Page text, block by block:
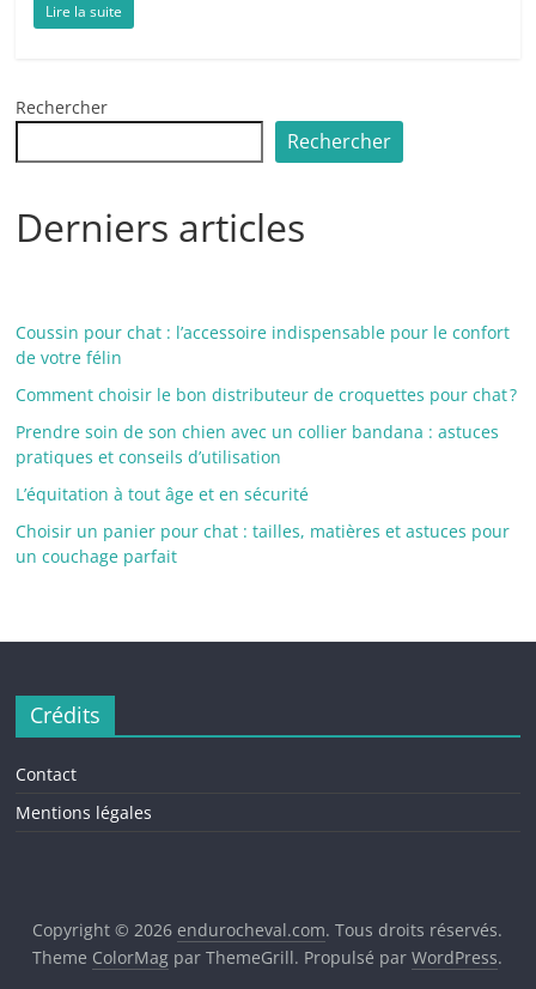
Lire la suite
Rechercher
Rechercher
Derniers articles
Coussin pour chat : l’accessoire indispensable pour le confort
de votre félin
Comment choisir le bon distributeur de croquettes pour chat ?
Prendre soin de son chien avec un collier bandana : astuces
pratiques et conseils d’utilisation
L’équitation à tout âge et en sécurité
Choisir un panier pour chat : tailles, matières et astuces pour
un couchage parfait
Crédits
Contact
Mentions légales
Copyright © 2026 endurocheval.com. Tous droits réservés.
Theme ColorMag par ThemeGrill. Propulsé parWordPress.